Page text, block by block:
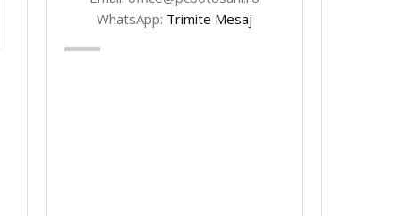
WhatsApp: Trimite Mesaj